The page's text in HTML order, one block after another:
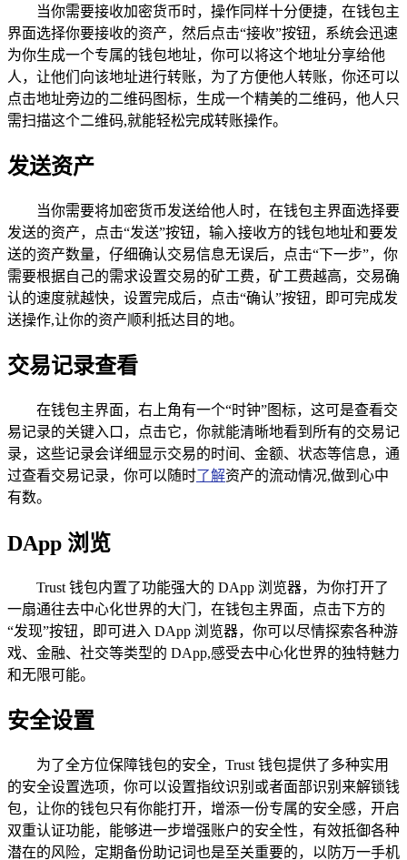
当你需要接收加密货币时，操作同样十分便捷，在钱包主
界面选择你要接收的资产，然后点击“接收”按钮，系统会迅速
为你生成一个专属的钱包地址，你可以将这个地址分享给他
人，让他们向该地址进行转账，为了方便他人转账，你还可以
点击地址旁边的二维码图标，生成一个精美的二维码，他人只
需扫描这个二维码,就能轻松完成转账操作。
发送资产
当你需要将加密货币发送给他人时，在钱包主界面选择要
发送的资产，点击“发送”按钮，输入接收方的钱包地址和要发
送的资产数量，仔细确认交易信息无误后，点击“下一步”，你
需要根据自己的需求设置交易的矿工费，矿工费越高，交易确
认的速度就越快，设置完成后，点击“确认”按钮，即可完成发
送操作,让你的资产顺利抵达目的地。
交易记录查看
在钱包主界面，右上角有一个“时钟”图标，这可是查看交
易记录的关键入口，点击它，你就能清晰地看到所有的交易记
录，这些记录会详细显示交易的时间、金额、状态等信息，通
过查看交易记录，你可以随时了解资产的流动情况,做到心中
有数。
DApp 浏览
Trust 钱包内置了功能强大的 DApp 浏览器，为你打开了
一扇通往去中心化世界的大门，在钱包主界面，点击下方的
“发现”按钮，即可进入 DApp 浏览器，你可以尽情探索各种游
戏、金融、社交等类型的 DApp,感受去中心化世界的独特魅力
和无限可能。
安全设置
为了全方位保障钱包的安全，Trust 钱包提供了多种实用
的安全设置选项，你可以设置指纹识别或者面部识别来解锁钱
包，让你的钱包只有你能打开，增添一份专属的安全感，开启
双重认证功能，能够进一步增强账户的安全性，有效抵御各种
潜在的风险，定期备份助记词也是至关重要的，以防万一手机